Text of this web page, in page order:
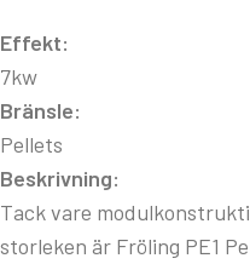
Effekt:
7kw
Bränsle:
Pellets
Beskrivning:
Tack vare
storleken är Fröling PE1